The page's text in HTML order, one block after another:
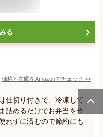
る
価格と在庫をAmazonでチェック >>
仕切り付きで、冷凍して
詰めるだけでお弁当を作
わずに済むので節約にも